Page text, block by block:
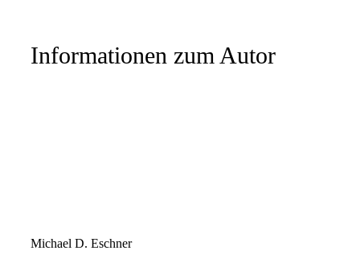
Informationen zum Autor
Michael D. Eschner